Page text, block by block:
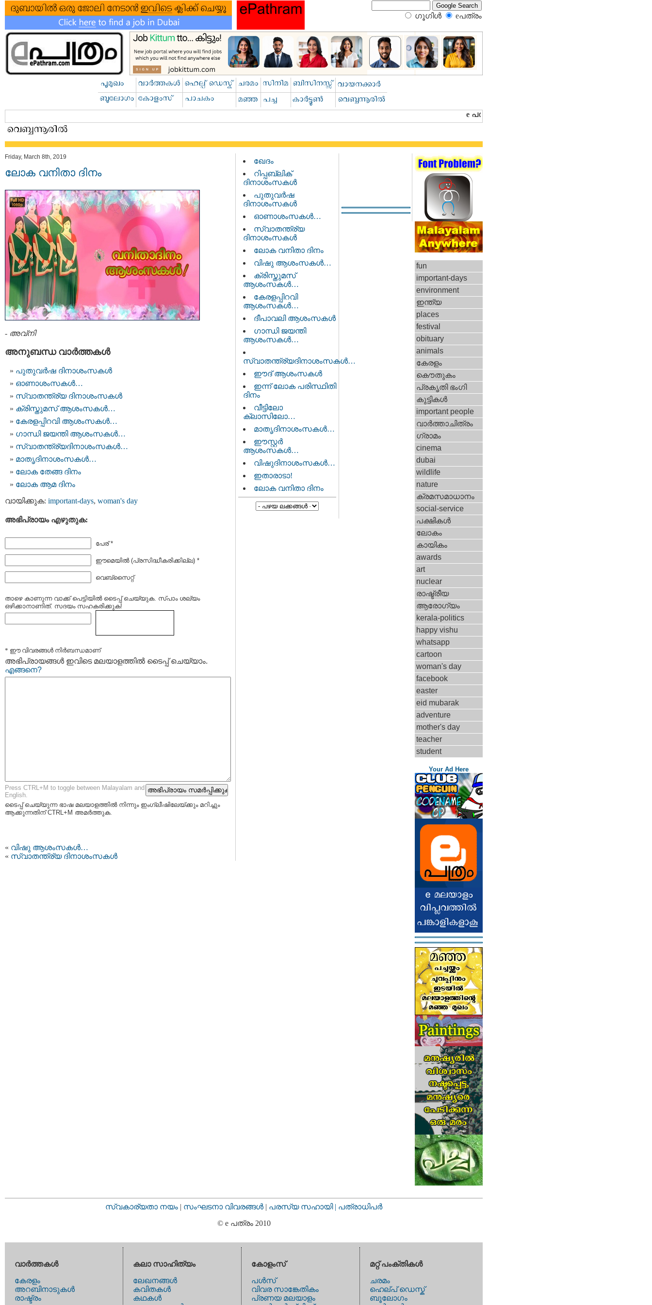
ഗൂഗിള്‍ eപത്രം‍
Friday, March 8th, 2019
ലോക വനിതാ ദിനം
- അവ്നി
അനുബന്ധ വാര്‍ത്തകള്‍
പുതുവര്‍ഷ ദിനാശംസകള്‍
ഓണാശംസകള്‍…
സ്വാതന്ത്ര്യ ദിനാശംസകള്‍
ക്രിസ്തുമസ് ആശംസകൾ…
കേരളപ്പിറവി ആശംസകൾ…
ഗാന്ധി ജയന്തി ആശംസകൾ…
സ്വാതന്ത്ര്യദിനാശംസകള്‍…
മാതൃദിനാശംസകൾ…
ലോക തേങ്ങ ദിനം
ലോക ആമ ദിനം
വായിക്കുക: important-days, woman's day
അഭിപ്രായം എഴുതുക:
പേര് *
ഈമെയില്‍ (പ്രസിദ്ധീകരിക്കില്ല) *
വെബ്സൈറ്റ്
താഴെ കാണുന്ന വാക്ക് പെട്ടിയില്‍ ടൈപ്പ്‌ ചെയ്യുക. സ്പാം ശല്യം
ഒഴിക്കാനാണിത്. സദയം സഹകരിക്കുക!
* ഈ വിവരങ്ങള്‍ നിര്‍ബന്ധമാണ്
അഭിപ്രായങ്ങള്‍ ഇവിടെ മലയാളത്തില്‍ ടൈപ്പ് ചെയ്യാം.
എങ്ങനെ?
Press CTRL+M to toggle between Malayalam and
English.
ടൈപ്പ്‌ ചെയ്യുന്ന ഭാഷ മലയാളത്തില്‍ നിന്നും ഇംഗ്ലീഷിലേയ്ക്കും മറിച്ചും
ആക്കുന്നതിന് CTRL+M അമര്‍ത്തുക.
« വിഷു ആശംസകൾ…
« സ്വാതന്ത്ര്യ ദിനാശംസകള്‍
ഖേദം
റിപ്പബ്ലിക്
ദിനാശംസകള്‍
പുതുവര്‍ഷ
ദിനാശംസകള്‍
ഓണാശംസകള്‍…
സ്വാതന്ത്ര്യ
ദിനാശംസകള്‍
ലോക വനിതാ ദിനം
വിഷു ആശംസകൾ…
ക്രിസ്തുമസ്
ആശംസകൾ…
കേരളപ്പിറവി
ആശംസകൾ…
ദീപാവലി ആശംസകൾ
ഗാന്ധി ജയന്തി
ആശംസകൾ…
സ്വാതന്ത്ര്യദിനാശംസകള്‍…
ഈദ് ആശംസകള്‍
ഇന്ന് ലോക പരിസ്ഥിതി
ദിനം
വീട്ടിലോ
ക്ലാസിലോ…
മാതൃദിനാശംസകൾ…
ഈസ്റ്റര്‍
ആശംസകള്‍…
വിഷുദിനാശംസകള്‍…
ഇതാരാടാ!
ലോക വനിതാ ദിനം
fun
important-days
environment
ഇന്ത്യ
places
festival
obituary
animals
കേരളം
കൌതുകം
പ്രകൃതി ഭംഗി
കുട്ടികള്‍
important people
വാര്‍ത്താചിത്രം
ഗ്രാമം
cinema
dubai
wildlife
nature
ക്രമസമാധാനം
social-service
പക്ഷികള്‍
ലോകം
കായികം
awards
art
nuclear
രാഷ്ട്രീയ
ആരോഗ്യം
kerala-politics
happy vishu
whatsapp
cartoon
woman's day
facebook
easter
eid mubarak
adventure
mother's day
teacher
student
Your Ad Here
സ്വകാര്യതാ നയം | സംഘടനാ വിവരങ്ങള്‍ | പരസ്യ സഹായി | പത്രാധിപര്‍
© e പത്രം 2010
വാര്‍ത്തകള്‍
കേരളം
അറബിനാടുകള്‍
രാഷ്ട്രം
കലാ സാഹിത്യം
ലേഖനങ്ങള്‍
കവിതകള്‍
കഥകള്‍
കോളംസ്
പള്‍സ്
വിവര സാങ്കേതികം
പ്രണയ മലയാളം
മറ്റ് പംക്തികള്‍
ചരമം
ഹെല്പ് ഡെസ്ക്
ബൂലോഗം